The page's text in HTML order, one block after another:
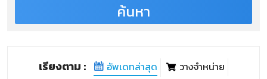
Cherry Mobile รุ่นปี 2016
Cherry Mobile Flare Lite 2
ค้นหา
เรียงตาม : อัพเดทล่าสุด
วางจำหน่าย